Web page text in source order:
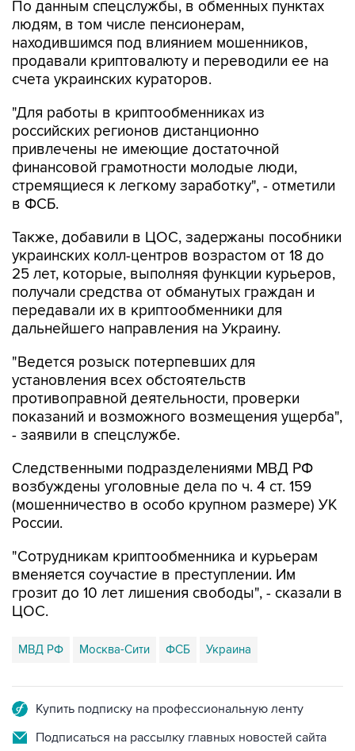
находившимся под влиянием мошенников,
продавали криптовалюту и переводили ее на
счета украинских кураторов.
"Для работы в криптообменниках из
привлечены не имеющие достаточной
финансовой грамотности молодые люди,
стремящиеся к легкому заработку", - отметили
в ФСБ.
Также, добавили в ЦОС, задержаны пособники
25 лет, которые, выполняя функции курьеров,
получали средства от обманутых граждан и
передавали их в криптообменники для
дальнейшего направления на Украину.
"Ведется розыск потерпевших для
противоправной деятельности, проверки
показаний и возможного возмещения ущерба",
- заявили в спецслужбе.
Следственными подразделениями МВД РФ
(мошенничество в особо крупном размере) УК
России.
"Сотрудникам криптообменника и курьерам
грозит до 10 лет лишения свободы", - сказали в
ЦОС.
МВД РФ
Подписаться на рассылку главных новостей сайта
Получать оперативные новости в официальном